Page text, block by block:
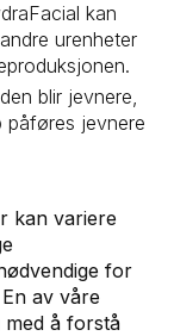
kan
urenheter
blir jevnere,
påføres jevnere
kan variere
for
av våre
med å forstå